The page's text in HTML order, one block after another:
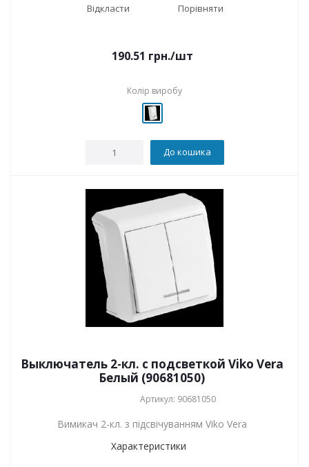
Відкласти Порівняти
190.51 грн./шт
Колір виробу
До кошика
Выключатель 2-кл. с подсветкой Viko Vera
Белый (90681050)
Артикул: 90681050
Вимикач 2-кл. з підсвічуванням Viko Vera
Характеристики